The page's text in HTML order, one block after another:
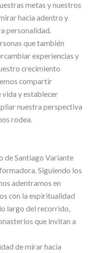
metas y nuestros
hacia adentro y
personalidad.
que también
experiencias y
crecimiento
compartir
vida y establecer
nuestra perspectiva
rodea.
de Santiago Variante
Siguiendo los
adentramos en
con la espiritualidad
largo del recorrido,
que invitan a
de mirar hacia